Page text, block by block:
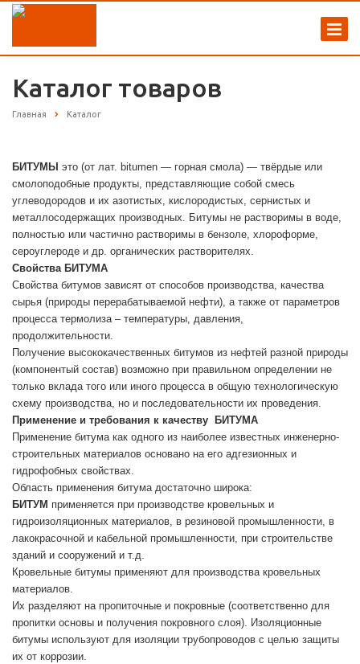
Каталог товаров
Главная Каталог
БИТУМЫ это (от лат. bitumen — горная смола) — твёрдые или
смолоподобные продукты, представляющие собой смесь
углеводородов и их азотистых, кислородистых, сернистых и
металлосодержащих производных. Битумы не растворимы в воде,
полностью или частично растворимы в бензоле, хлороформе,
сероуглероде и др. органических растворителях.
Свойства БИТУМА
Свойства битумов зависят от способов производства, качества
сырья (природы перерабатываемой нефти), а также от параметров
процесса термолиза – температуры, давления,
продолжительности.
Получение высококачественных битумов из нефтей разной природы
(компонентый состав) возможно при правильном определении не
только вклада того или иного процесса в общую технологическую
схему производства, но и последовательности их проведения.
Применение и требования к качеству БИТУМА
Применение битума как одного из наиболее известных инженерно-
строительных материалов основано на его адгезионных и
гидрофобных свойствах.
Область применения битума достаточно широка:
БИТУМ применяется при производстве кровельных и
гидроизоляционных материалов, в резиновой промышленности, в
лакокрасочной и кабельной промышленности, при строительстве
зданий и сооружений и т.д.
Кровельные битумы применяют для производства кровельных
материалов.
Их разделяют на пропиточные и покровные (соответственно для
пропитки основы и получения покровного слоя). Изоляционные
битумы используют для изоляции трубопроводов с целью защиты
их от коррозии.